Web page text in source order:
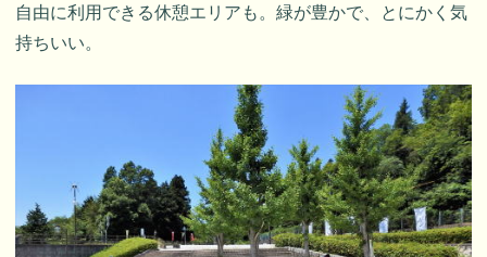
自由に利用できる休憩エリアも。緑が豊かで、とにかく気
持ちいい。